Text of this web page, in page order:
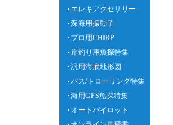
エレキアクセサリー
深海用振動子
プロ用CHIRP
岸釣り用魚探特集
汎用海底地形図
バス/トローリング特集
海用GPS魚探特集
オートパイロット